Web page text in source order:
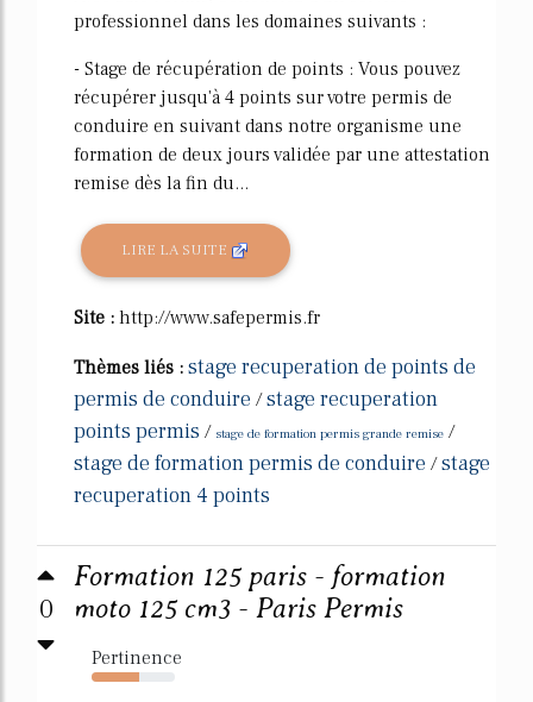
professionnel dans les domaines suivants :
- Stage de récupération de points : Vous pouvez
récupérer jusqu'à 4 points sur votre permis de
conduire en suivant dans notre organisme une
formation de deux jours validée par une attestation
remise dès la fin du...
LIRE LA SUITE
Site : http://www.safepermis.fr
Thèmes liés : stage recuperation de points de
permis de conduire /stage recuperation
points permis / stage de formation permis grande remise /
stage de formation permis de conduire /stage
recuperation 4 points
0
Formation 125 paris - formation
moto 125 cm3 - Paris Permis
Pertinence
57%